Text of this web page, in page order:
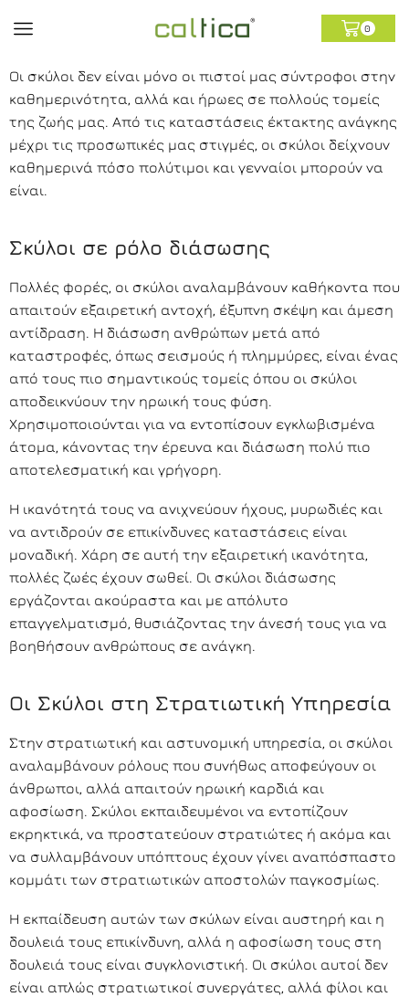
0
Οι σκύλοι δεν είναι μόνο οι πιστοί μας σύντροφοι στην
καθημερινότητα, αλλά και ήρωες σε πολλούς τομείς
της ζωής μας. Από τις καταστάσεις έκτακτης ανάγκης
μέχρι τις προσωπικές μας στιγμές, οι σκύλοι δείχνουν
καθημερινά πόσο πολύτιμοι και γενναίοι μπορούν να
είναι.
Σκύλοι σε ρόλο διάσωσης
Πολλές φορές, οι σκύλοι αναλαμβάνουν καθήκοντα που
απαιτούν εξαιρετική αντοχή, έξυπνη σκέψη και άμεση
αντίδραση. Η διάσωση ανθρώπων μετά από
καταστροφές, όπως σεισμούς ή πλημμύρες, είναι ένας
από τους πιο σημαντικούς τομείς όπου οι σκύλοι
αποδεικνύουν την ηρωική τους φύση.
Χρησιμοποιούνται για να εντοπίσουν εγκλωβισμένα
άτομα, κάνοντας την έρευνα και διάσωση πολύ πιο
αποτελεσματική και γρήγορη.
Η ικανότητά τους να ανιχνεύουν ήχους, μυρωδιές και
να αντιδρούν σε επικίνδυνες καταστάσεις είναι
μοναδική. Χάρη σε αυτή την εξαιρετική ικανότητα,
πολλές ζωές έχουν σωθεί. Οι σκύλοι διάσωσης
εργάζονται ακούραστα και με απόλυτο
επαγγελματισμό, θυσιάζοντας την άνεσή τους για να
βοηθήσουν ανθρώπους σε ανάγκη.
Οι Σκύλοι στη Στρατιωτική Υπηρεσία
Στην στρατιωτική και αστυνομική υπηρεσία, οι σκύλοι
αναλαμβάνουν ρόλους που συνήθως αποφεύγουν οι
άνθρωποι, αλλά απαιτούν ηρωική καρδιά και
αφοσίωση. Σκύλοι εκπαιδευμένοι να εντοπίζουν
εκρηκτικά, να προστατεύουν στρατιώτες ή ακόμα και
να συλλαμβάνουν υπόπτους έχουν γίνει αναπόσπαστο
κομμάτι των στρατιωτικών αποστολών παγκοσμίως.
Η εκπαίδευση αυτών των σκύλων είναι αυστηρή και η
δουλειά τους επικίνδυνη, αλλά η αφοσίωση τους στη
δουλειά τους είναι συγκλονιστική. Οι σκύλοι αυτοί δεν
είναι απλώς στρατιωτικοί συνεργάτες, αλλά φίλοι και